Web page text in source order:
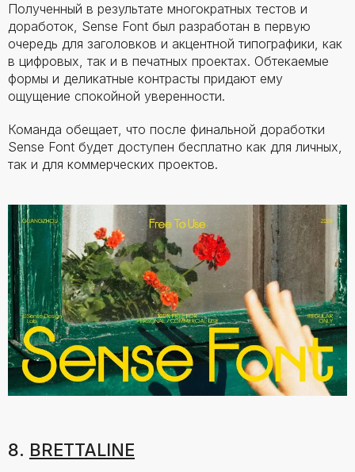
Полученный в результате многократных тестов и
доработок, Sense Font был разработан в первую
очередь для заголовков и акцентной типографики, как
в цифровых, так и в печатных проектах. Обтекаемые
формы и деликатные контрасты придают ему
ощущение спокойной уверенности.
Команда обещает, что после финальной доработки
Sense Font будет доступен бесплатно как для личных,
так и для коммерческих проектов.
8. BRETTALINE